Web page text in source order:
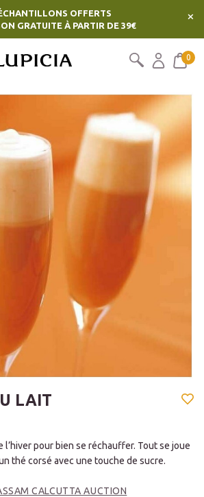
OFFERTS
GRATUITE À PARTIR DE 39€
×
0
LAIT
l’hiver pour bien se réchauffer. Tout se joue
thé corsé avec une touche de sucre.
CALCUTTA AUCTION